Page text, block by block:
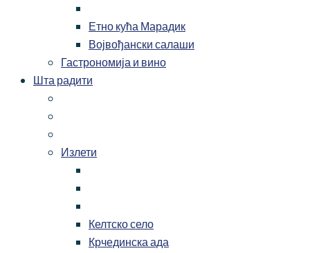
Етно кућа Марадик
Војвођански салаши
Гастрономија и вино
Шта радити
Излети
Келтско село
Крчединска ада